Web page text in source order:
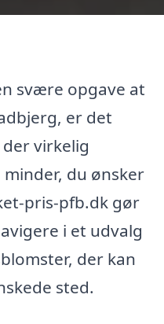
svære opgave at
er det
virkelig
du ønsker
pris-pfb.dk gør
i et udvalg
der kan
sted.